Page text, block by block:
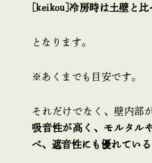
[keikou]冷房時は土壁と
となります。
※あくまでも目安です。
それだけでなく、壁内部
吸音性が高く、モルタル
べ、遮音性にも優れている